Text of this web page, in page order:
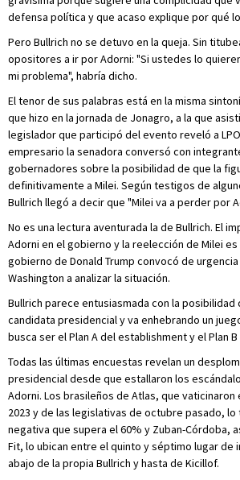
defensa política y que acaso explique por qué
Pero Bullrich no se detuvo en la queja. Sin
opositores a ir por Adorni: "Si ustedes lo
mi problema", habría dicho.
El tenor de sus palabras está en la misma
que hizo en la jornada de Jonagro, a la que
legislador que participó del evento reveló a
empresario la senadora conversó con
gobernadores sobre la posibilidad de que la
definitivamente a Milei. Según testigos de
Bullrich llegó a decir que "Milei va a perder por
No es una lectura aventurada la de Bullrich. El
Adorni en el gobierno y la reelección de Milei
gobierno de Donald Trump convocó de
Washington a analizar la situación.
Bullrich parece entusiasmada con la posibilidad
candidata presidencial y va enhebrando un
busca ser el Plan A del establishment y el Plan
Todas las últimas encuestas revelan un
presidencial desde que estallaron los
Adorni. Los brasileños de Atlas, que
2023 y de las legislativas de octubre pasado, lo
negativa que supera el 60% y Zuban-Córdoba,
Fit, lo ubican entre el quinto y séptimo lugar de
abajo de la propia Bullrich y hasta de Kicillof.